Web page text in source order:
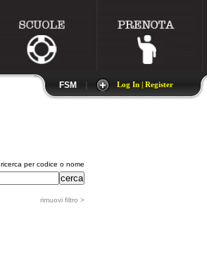
FSM Log In | Register
ricerca per codice o nome
rimuovi filtro >